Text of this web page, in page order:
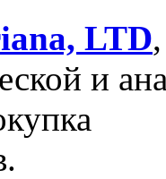
LTD
и